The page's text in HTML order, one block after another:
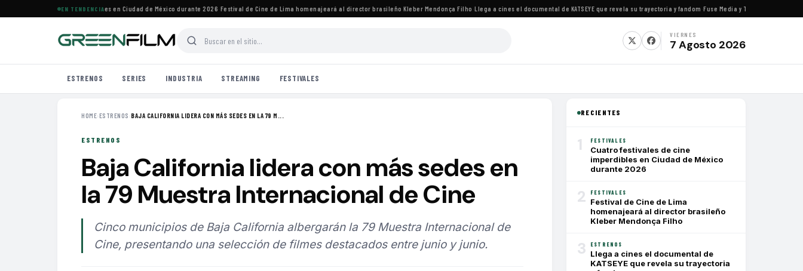
EN TENDENCIA
festivales de cine imperdibles en Ciudad de México durante 2026·Festival de Cine de Lima homenajeará al director brasileño Kleber Mendonça Filho·Llega a cines el documental de KATSEYE que revela su trayectoria y fandom·Fuse Media y Tribeca Films se
VIERNES
7 Agosto 2026
ESTRENOS SERIES INDUSTRIA STREAMING FESTIVALES
HOME›ESTRENOS ›BAJA CALIFORNIA LIDERA CON MÁS SEDES EN LA 79 M...
ESTRENOS
Baja California lidera con más sedes en
la 79 Muestra Internacional de Cine
Cinco municipios de Baja California albergarán la 79 Muestra Internacional de
Cine, presentando una selección de filmes destacados entre junio y junio.
RECIENTES
1 FESTIVALES
Cuatro festivales de cine
imperdibles en Ciudad de México
durante 2026
2 FESTIVALES
Festival de Cine de Lima
homenajeará al director brasileño
Kleber Mendonça Filho
3 ESTRENOS
Llega a cines el documental de
KATSEYE que revela su trayectoria